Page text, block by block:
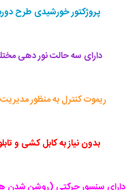
پروژکتور خورشیدی طرح
دارای سه حالت نور دهی
ریموت کنترل به منظور
بدون نیاز به کابل کشی و